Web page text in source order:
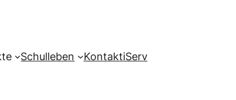
Schulleben KontaktiServ